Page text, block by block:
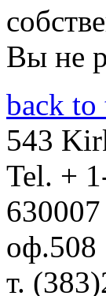
Вы не
back to
543
Tel. +
оф.508
т.